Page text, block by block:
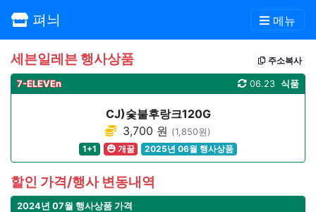
펴늬 메뉴
세븐일레븐 행사상품 주소복사
7-ELEVEn 식품
06.23
CJ)숯불후랑크120G
3,700 원 (1,850원)
1+1
개꿀 2025년 06월 행사상품
할인 가격/행사 변동내역
2024년 07월 행사상품 가격